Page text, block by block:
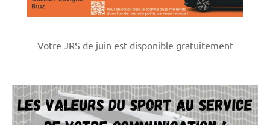
Votre JRS de juin est disponible gratuitement